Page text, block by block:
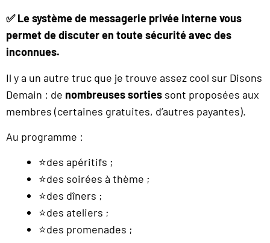
✅Le système de messagerie privée interne vous
permet de discuter en toute sécurité avec des
inconnues.
Il y a un autre truc que je trouve assez cool sur Disons
Demain : de nombreuses sorties sont proposées aux
membres (certaines gratuites, d’autres payantes).
Au programme :
⭐des apéritifs ;
⭐des soirées à thème ;
⭐des dîners ;
⭐des ateliers ;
⭐des promenades ;